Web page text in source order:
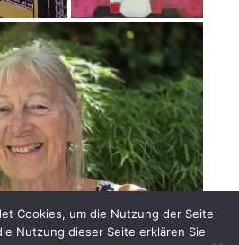
Cookies, um die Nutzung der Seite
Nutzung dieser Seite erklären Sie